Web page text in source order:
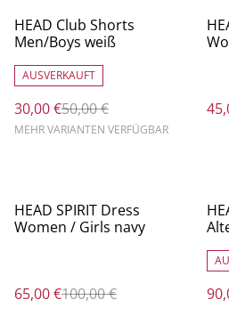
%
HEAD Club Shorts
Men/Boys weiß
AUSVERKAUFT
30,00 €50,00 €
MEHR VARIANTEN VERFÜGBAR
%
HEAD SPIRIT Dress
Women / Girls navy
65,00 €100,00 €